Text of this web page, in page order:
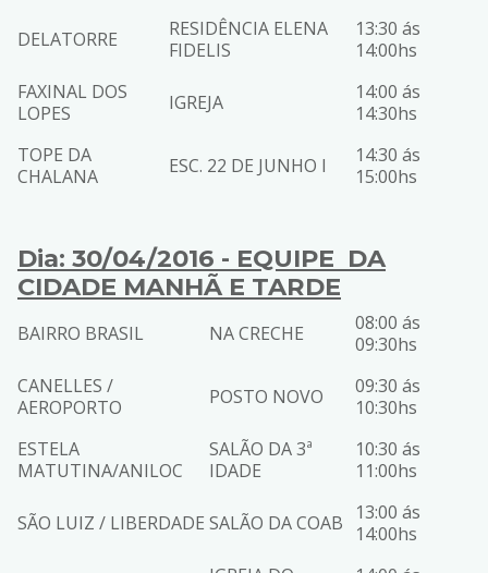
DELATORRE
RESIDÊNCIA ELENA
FIDELIS
13:30 ás
14:00hs
FAXINAL DOS
LOPES
IGREJA
14:00 ás
14:30hs
TOPE DA
CHALANA
ESC. 22 DE JUNHO I
14:30 ás
15:00hs
Dia: 30/04/2016 - EQUIPE DA
CIDADE MANHÃ E TARDE
BAIRRO BRASIL NA CRECHE
08:00 ás
09:30hs
CANELLES /
AEROPORTO
POSTO NOVO
09:30 ás
10:30hs
ESTELA
MATUTINA/ANILOC
SALÃO DA 3ª
IDADE
10:30 ás
11:00hs
SÃO LUIZ / LIBERDADE SALÃO DA COAB
13:00 ás
14:00hs